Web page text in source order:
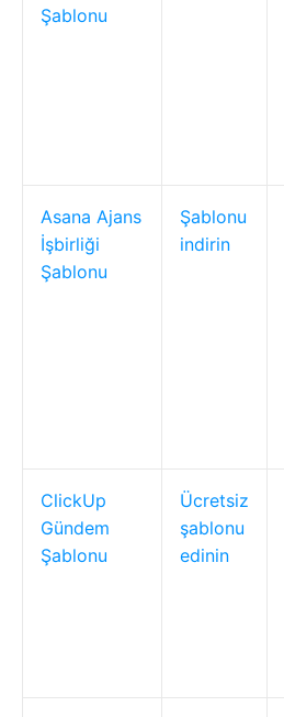
Şablonu
Asana Ajans
İşbirliği
Şablonu
Şablonu
indirin
ClickUp
Gündem
Şablonu
Ücretsiz
şablonu
edinin